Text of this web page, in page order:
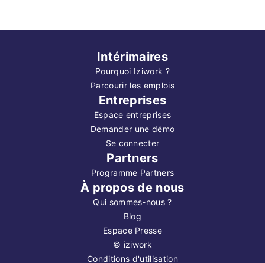
Intérimaires
Pourquoi Iziwork ?
Parcourir les emplois
Entreprises
Espace entreprises
Demander une démo
Se connecter
Partners
Programme Partners
À propos de nous
Qui sommes-nous ?
Blog
Espace Presse
© iziwork
Conditions d'utilisation